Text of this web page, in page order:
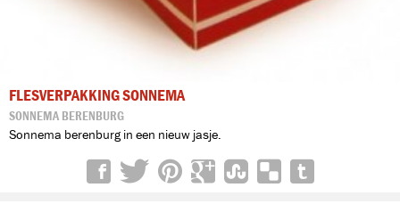
FLESVERPAKKING SONNEMA
SONNEMA BERENBURG
Sonnema berenburg in een nieuw jasje.